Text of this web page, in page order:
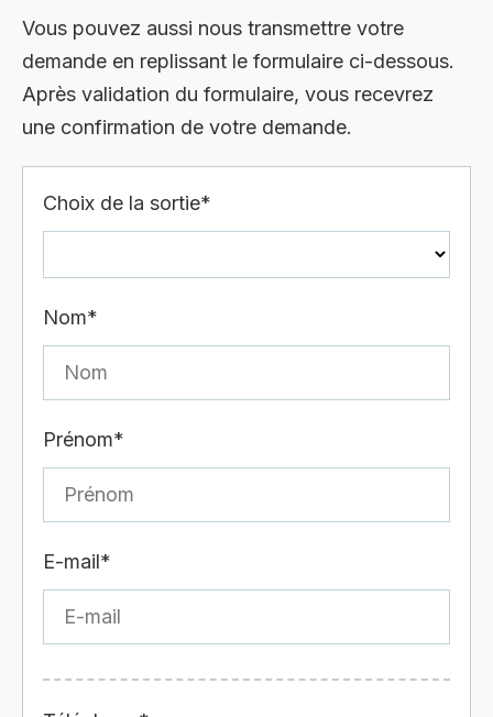
Vous pouvez aussi nous transmettre votre
demande en replissant le formulaire ci-dessous.
Après validation du formulaire, vous recevrez
une confirmation de votre demande.
Choix de la sortie*
Nom*
Prénom*
E-mail*